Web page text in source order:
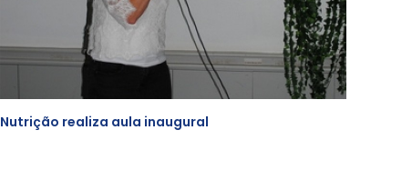
Nutrição realiza aula inaugural